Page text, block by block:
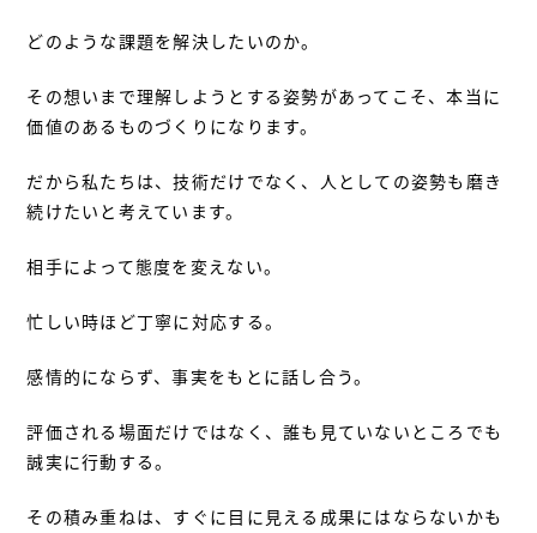
どのような課題を解決したいのか。
その想いまで理解しようとする姿勢があってこそ、本当に
価値のあるものづくりになります。
だから私たちは、技術だけでなく、人としての姿勢も磨き
続けたいと考えています。
相手によって態度を変えない。
忙しい時ほど丁寧に対応する。
感情的にならず、事実をもとに話し合う。
評価される場面だけではなく、誰も見ていないところでも
誠実に行動する。
その積み重ねは、すぐに目に見える成果にはならないかも